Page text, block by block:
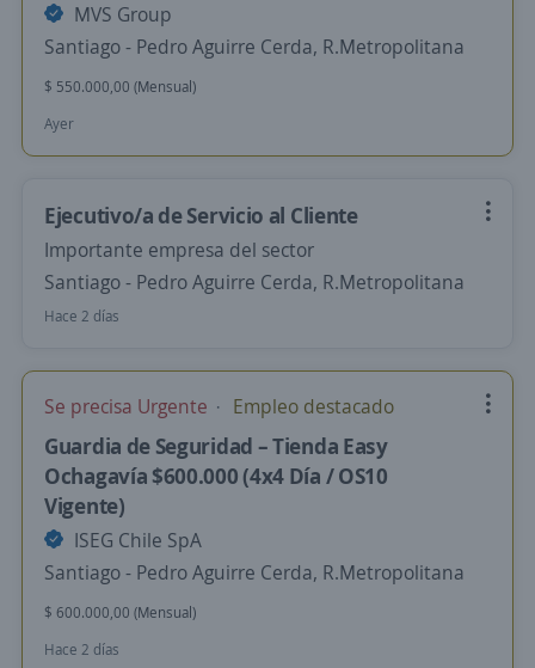
MVS Group
Santiago - Pedro Aguirre Cerda, R.Metropolitana
$ 550.000,00 (Mensual)
Ayer
Ejecutivo/a de Servicio al Cliente
Importante empresa del sector
Santiago - Pedro Aguirre Cerda, R.Metropolitana
Hace 2 días
Se precisa Urgente Empleo destacado
Guardia de Seguridad – Tienda Easy
Ochagavía $600.000 (4x4 Día / OS10
Vigente)
ISEG Chile SpA
Santiago - Pedro Aguirre Cerda, R.Metropolitana
$ 600.000,00 (Mensual)
Hace 2 días